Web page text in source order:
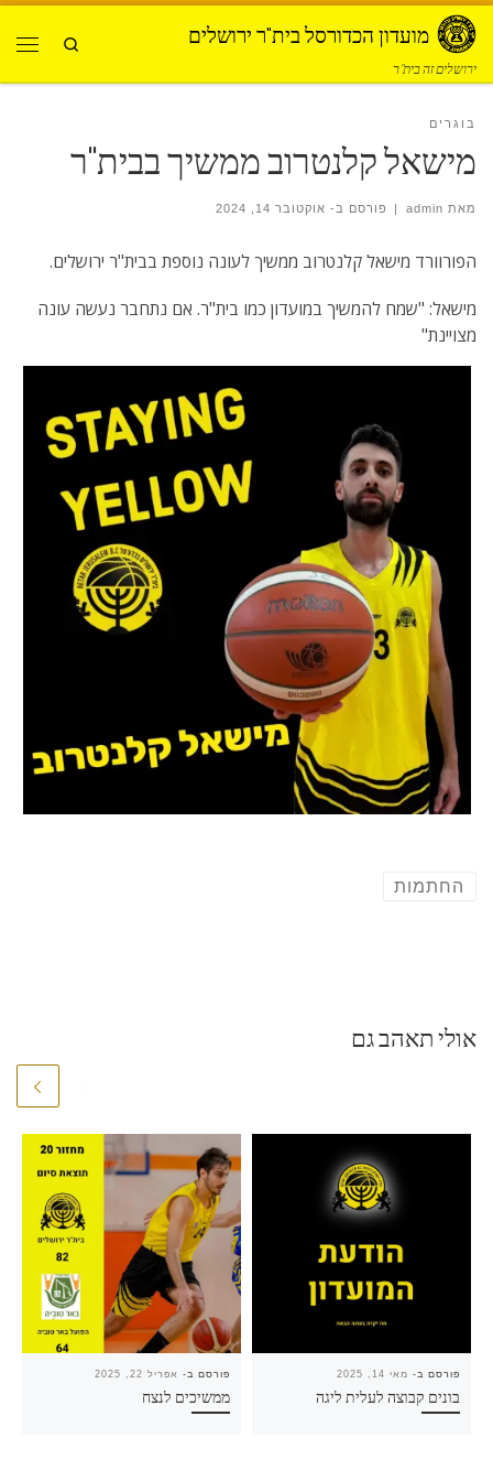
מועדון הכדורסל בית"ר ירושלים
ירושלים זה בית"ר
Search
בוגרים
מישאל קלנטרוב ממשיך בבית"ר
מאת admin
| פורסם ב- אוקטובר 14, 2024
הפורוורד מישאל קלנטרוב ממשיך לעונה נוספת בבית"ר ירושלים.
מישאל: "שמח להמשיך במועדון כמו בית"ר. אם נתחבר נעשה עונה
מצויינת"
החתמות
אולי תאהב גם
פורסם ב- אפריל 22, 2025
ממשיכים לנצח
פורסם ב- מאי 14, 2025
בונים קבוצה לעלית ליגה